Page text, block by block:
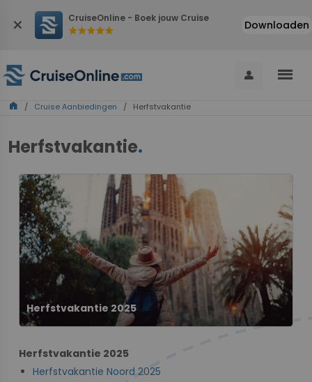
close CruiseOnline - Boek jouw Cruise
starstarstarstarstar Downloaden
person menu
home / Cruise Aanbiedingen / Herfstvakantie
Herfstvakantie.
Herfstvakantie 2025
Herfstvakantie 2025
Herfstvakantie Noord 2025